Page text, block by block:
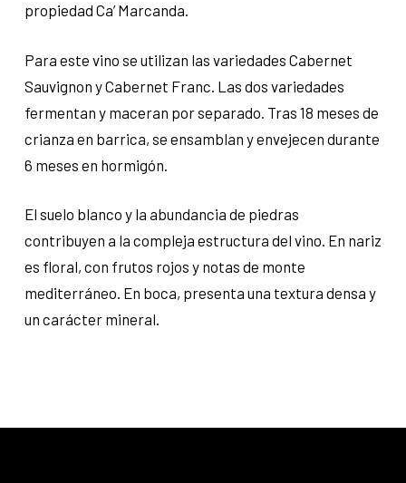
propiedad Ca’ Marcanda.
Para este vino se utilizan las variedades Cabernet
Sauvignon y Cabernet Franc. Las dos variedades
fermentan y maceran por separado. Tras 18 meses de
crianza en barrica, se ensamblan y envejecen durante
6 meses en hormigón.
El suelo blanco y la abundancia de piedras
contribuyen a la compleja estructura del vino. En nariz
es floral, con frutos rojos y notas de monte
mediterráneo. En boca, presenta una textura densa y
un carácter mineral.